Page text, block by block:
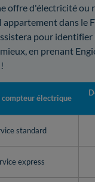
offre d'électricité ou
dans le
pour identifier
en prenant
compteur électrique
standard
express